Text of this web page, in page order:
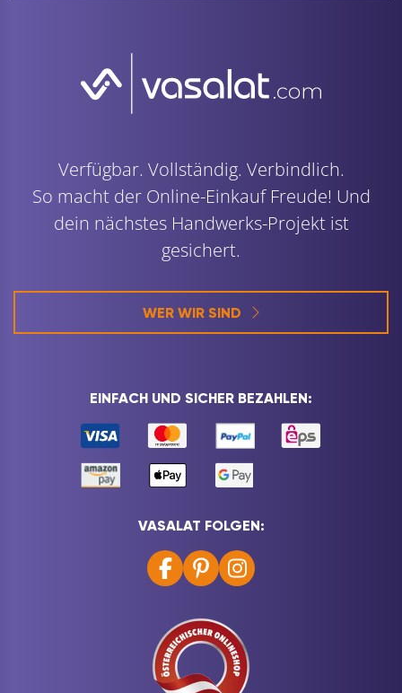
Verfügbar. Vollständig. Verbindlich.
So macht der Online-Einkauf Freude! Und
dein nächstes Handwerks-Projekt ist
gesichert.
WER WIR SIND
EINFACH UND SICHER BEZAHLEN:
VASALAT FOLGEN: